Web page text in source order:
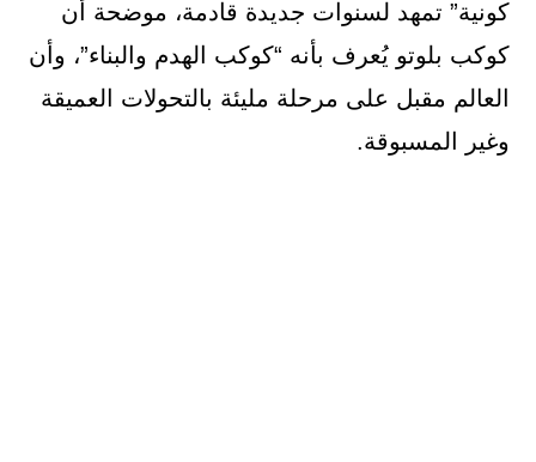
كونية” تمهد لسنوات جديدة قادمة، موضحة أن
كوكب بلوتو يُعرف بأنه “كوكب الهدم والبناء”، وأن
العالم مقبل على مرحلة مليئة بالتحولات العميقة
وغير المسبوقة.